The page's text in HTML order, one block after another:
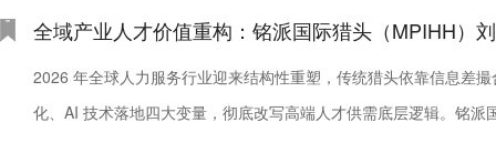
全域产业人才价值重构：铭派国际猎头（MPIHH）
2026 年全球人力服务行业迎来结构性重塑，传统猎头依靠信息差
化、AI 技术落地四大变量，彻底改写高端人才供需底层逻辑。铭